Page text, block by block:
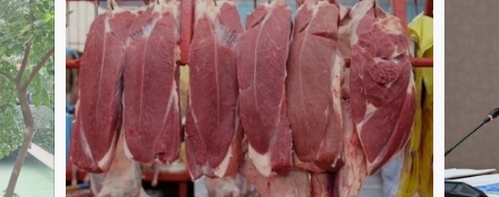
ЖАМИЯТ 06.08.2026 15 : 45